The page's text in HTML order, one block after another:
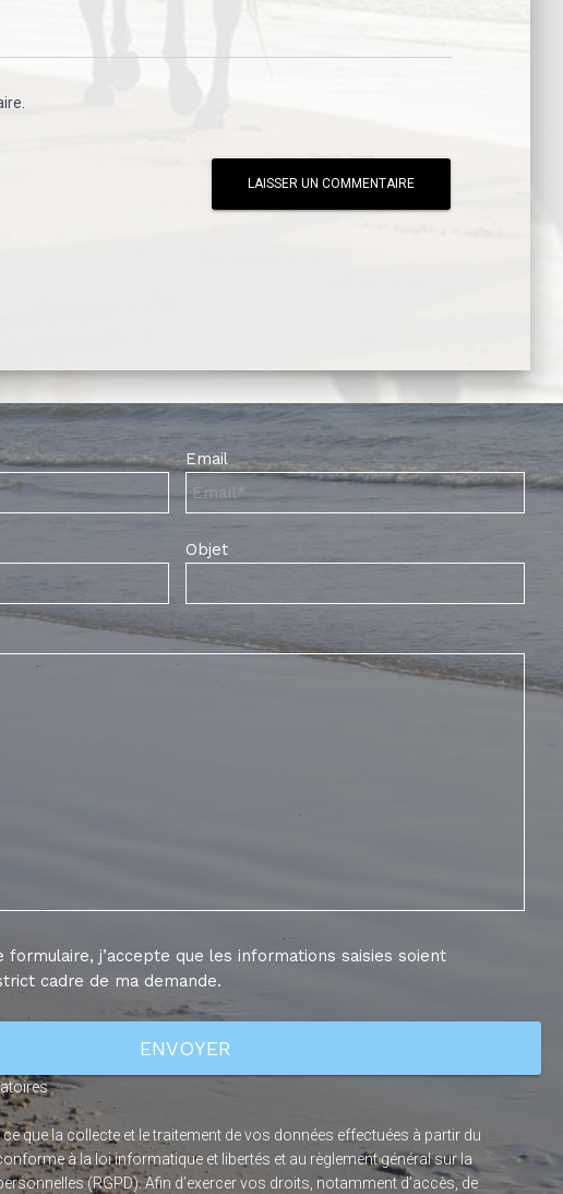
Email
Objet
formulaire, j’accepte que les informations saisies soient
cadre de ma demande.
que la collecte et le traitement de vos données effectuées à partir du
à la loi informatique et libertés et au règlement général sur la
(RGPD). Afin d’exercer vos droits, notamment d’accès, de